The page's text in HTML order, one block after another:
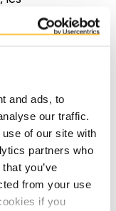
and ads, to
our traffic.
of our site with
partners who
you’ve
from your use
if you
il est
les
Nous
pouvoir
liées à
et au